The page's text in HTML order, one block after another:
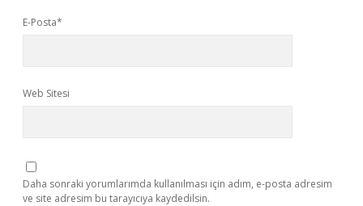
E-Posta*
Web Sitesi
Daha sonraki yorumlarımda kullanılması için adım, e-posta adresim
ve site adresim bu tarayıcıya kaydedilsin.